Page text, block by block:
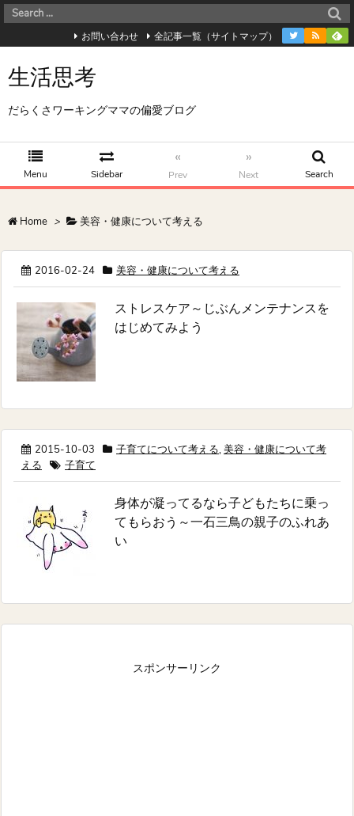
生活思考
だらくさワーキングママの偏愛ブログ
Menu Sidebar
«
Prev
»
Next Search
お問い合わせ 全記事一覧（サイトマップ）
Home > 美容・健康について考える
2016-02-24 美容・健康について考える
ストレスケア～じぶんメンテナンスを
はじめてみよう
2015-10-03 子育てについて考える,美容・健康について考
える
子育て
身体が凝ってるなら子どもたちに乗っ
てもらおう～一石三鳥の親子のふれあ
い
スポンサーリンク